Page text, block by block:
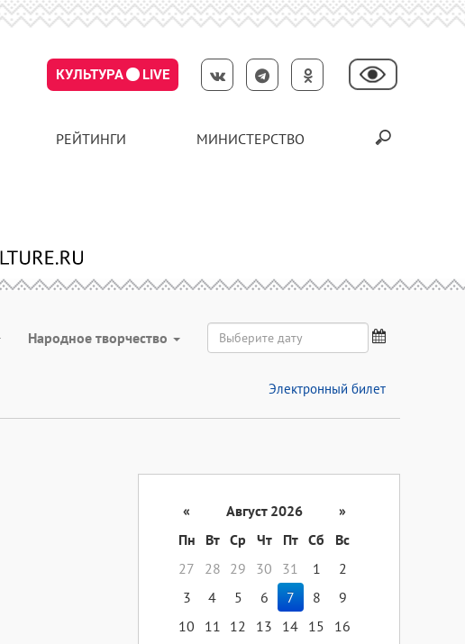
КУЛЬТУРА LIVE
РЕЙТИНГИ МИНИСТЕРСТВО
Народное творчество
Электронный билет
« Август 2026
»
Пн
Вт Ср Чт Пт Сб
Вс
27
28 29 30 31 1
2
3
4 5 6 7 8
9
10
11 12 13 14 15
16